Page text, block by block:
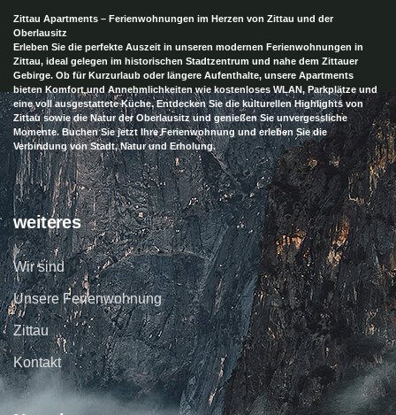
Zittau Apartments – Ferienwohnungen im Herzen von Zittau und der
Oberlausitz
Erleben Sie die perfekte Auszeit in unseren modernen Ferienwohnungen in
Zittau, ideal gelegen im historischen Stadtzentrum und nahe dem Zittauer
Gebirge. Ob für Kurzurlaub oder längere Aufenthalte, unsere Apartments
bieten Komfort und Annehmlichkeiten wie kostenloses WLAN, Parkplätze und
eine voll ausgestattete Küche. Entdecken Sie die kulturellen Highlights von
Zittau sowie die Natur der Oberlausitz und genießen Sie unvergessliche
Momente. Buchen Sie jetzt Ihre Ferienwohnung und erleben Sie die
Verbindung von Stadt, Natur und Erholung.
weiteres
Wir sind
Unsere Ferienwohnung
Zittau
Kontakt